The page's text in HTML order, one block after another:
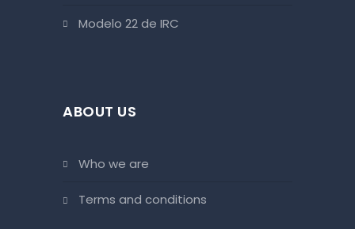
Modelo 22 de IRC
ABOUT US
who we are
terms and conditions